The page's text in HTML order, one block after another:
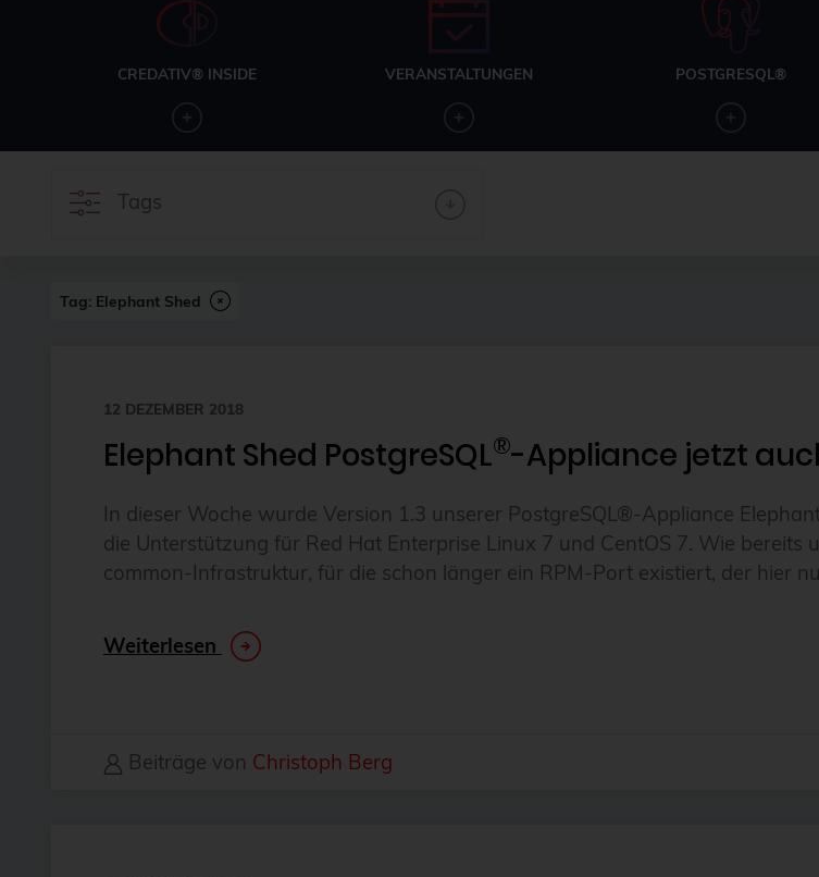
CREDATIV® INSIDE VERANSTALTUNGEN POSTGRESQL®
Tags
Tag: Elephant Shed
12 DEZEMBER 2018
Elephant Shed PostgreSQL®-Appliance jetzt
In dieser Woche wurde Version 1.3 unserer PostgreSQL®-Appliance
die Unterstützung für Red Hat Enterprise Linux 7 und CentOS 7. Wie
common-Infrastruktur, für die schon länger ein RPM-Port existiert, der hier
Weiterlesen
Beiträge von Christoph Berg